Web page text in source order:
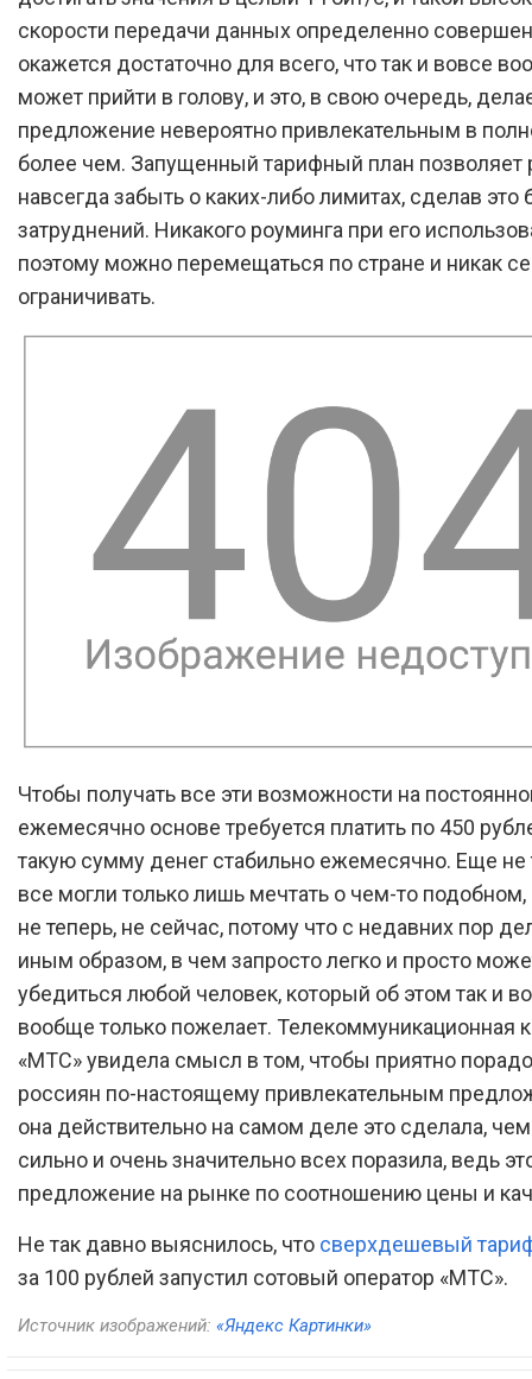
скорости передачи данных определенно
окажется достаточно для всего, что так и вовсе
может прийти в голову, и это, в свою очередь,
предложение невероятно привлекательным в
более чем. Запущенный тарифный план позволяет
навсегда забыть о каких-либо лимитах, сделав это
затруднений. Никакого роуминга при его
поэтому можно перемещаться по стране и никак
ограничивать.
Чтобы получать все эти возможности на
ежемесячно основе требуется платить по 450
такую сумму денег стабильно ежемесячно. Еще не
все могли только лишь мечтать о чем-то подобном,
не теперь, не сейчас, потому что с недавних пор
иным образом, в чем запросто легко и просто
убедиться любой человек, который об этом так и
вообще только пожелает. Телекоммуникационная
«МТС» увидела смысл в том, чтобы приятно
россиян по-настоящему привлекательным
она действительно на самом деле это сделала,
сильно и очень значительно всех поразила, ведь
предложение на рынке по соотношению цены и
Не так давно выяснилось, что сверхдешевый
за 100 рублей запустил сотовый оператор «МТС».
Источник изображений: «Яндекс Картинки»